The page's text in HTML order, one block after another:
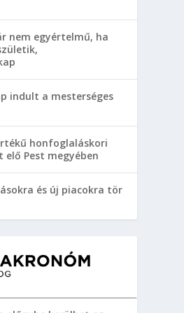
nem egyértelmű, ha
indult a mesterséges
honfoglaláskori
Pest megyében
és új piacokra tör